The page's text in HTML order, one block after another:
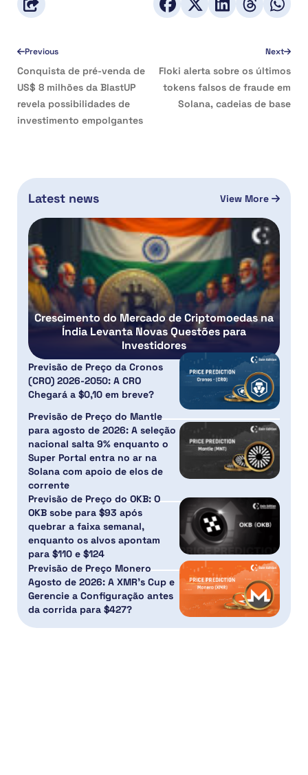
Previous
Conquista de pré-venda de
US$ 8 milhões da BlastUP
revela possibilidades de
investimento empolgantes
Next
Floki alerta sobre os últimos
tokens falsos de fraude em
Solana, cadeias de base
Latest news View More
Crescimento do Mercado de Criptomoedas na
Índia Levanta Novas Questões para
Investidores
Previsão de Preço da Cronos
(CRO) 2026-2050: A CRO
Chegará a $0,10 em breve?
Previsão de Preço do Mantle
para agosto de 2026: A seleção
nacional salta 9% enquanto o
Super Portal entra no ar na
Solana com apoio de elos de
corrente
Previsão de Preço do OKB: O
OKB sobe para $93 após
quebrar a faixa semanal,
enquanto os alvos apontam
para $110 e $124
Previsão de Preço Monero
Agosto de 2026: A XMR’s Cup e
Gerencie a Configuração antes
da corrida para $427?